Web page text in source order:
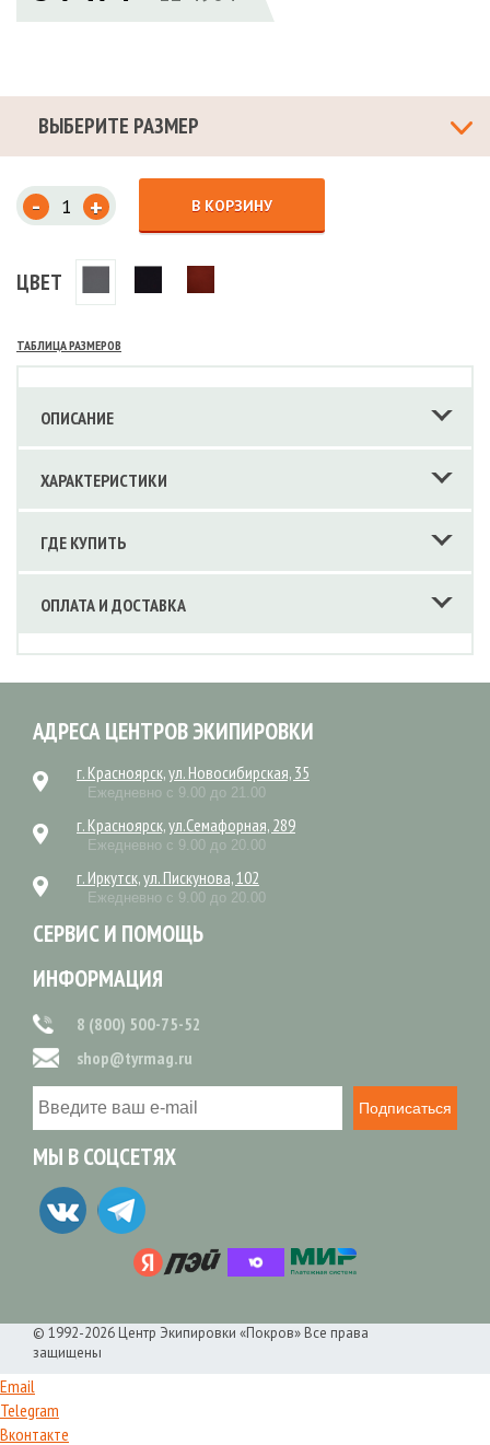
ВЫБЕРИТЕ РАЗМЕР
- + В КОРЗИНУ
ЦВЕТ
ТАБЛИЦА РАЗМЕРОВ
ОПИСАНИЕ
ХАРАКТЕРИСТИКИ
ГДЕ КУПИТЬ
ОПЛАТА И ДОСТАВКА
АДРЕСА ЦЕНТРОВ ЭКИПИРОВКИ
г. Красноярск, ул. Новосибирская, 35
Ежедневно с 9.00 до 21.00
г. Красноярск, ул.Семафорная, 289
Ежедневно с 9.00 до 20.00
г. Иркутск, ул. Пискунова, 102
Ежедневно с 9.00 до 20.00
СЕРВИС И ПОМОЩЬ
ИНФОРМАЦИЯ
8 (800) 500-75-52
shop@tyrmag.ru
Подписаться
МЫ В СОЦСЕТЯХ
© 1992-2026 Центр Экипировки «Покров» Все права
защищены
Email
Telegram
Вконтакте